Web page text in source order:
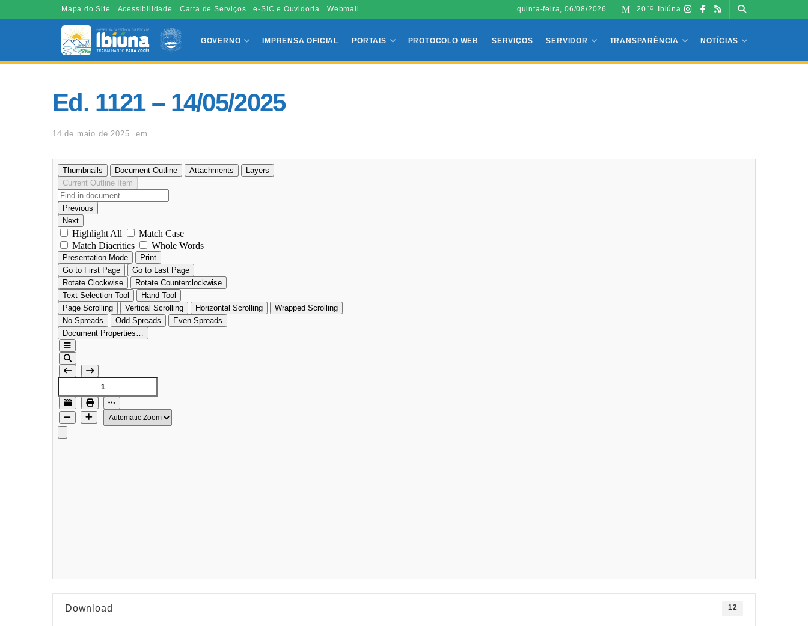
Mapa do Site Acessibilidade Carta de Serviços e-SIC e Ouvidoria Webmail quinta-feira, 06/08/2026 20 °C Ibiúna
GOVERNO IMPRENSA OFICIAL PORTAIS PROTOCOLO WEB SERVIÇOS SERVIDOR TRANSPARÊNCIA NOTÍCIAS
Ed. 1121 – 14/05/2025
14 de maio de 2025 em
Download 12